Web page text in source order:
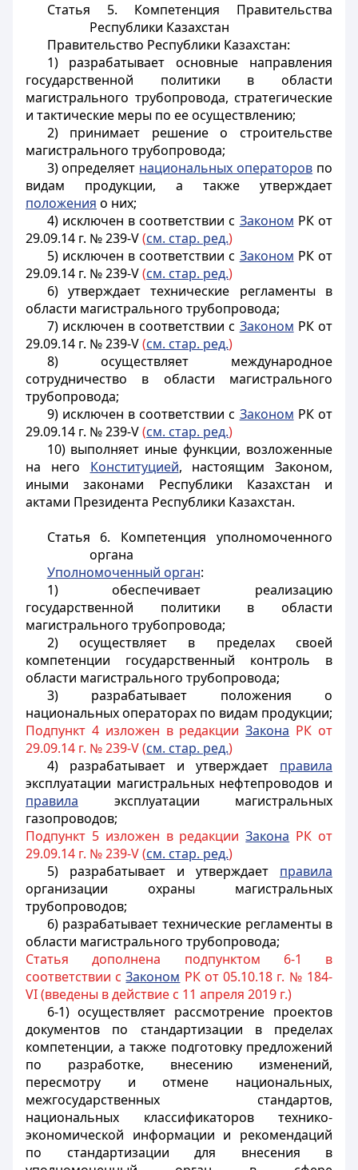
Статья 5. Компетенция Правительства
Республики Казахстан
Правительство Республики Казахстан:
1) разрабатывает основные направления
государственной политики в области
магистрального трубопровода, стратегические
и тактические меры по ее осуществлению;
2) принимает решение о строительстве
магистрального трубопровода;
3) определяет национальных операторов по
видам продукции, а также утверждает
положения о них;
4) исключен в соответствии с Законом РК от
29.09.14 г. № 239-V(см. стар. ред.)
5) исключен в соответствии с Законом РК от
29.09.14 г. № 239-V(см. стар. ред.)
6) утверждает технические регламенты в
области магистрального трубопровода;
7) исключен в соответствии с Законом РК от
29.09.14 г. № 239-V(см. стар. ред.)
8) осуществляет международное
сотрудничество в области магистрального
трубопровода;
9) исключен в соответствии с Законом РК от
29.09.14 г. № 239-V(см. стар. ред.)
10) выполняет иные функции, возложенные
на него Конституцией, настоящим Законом,
иными законами Республики Казахстан и
актами Президента Республики Казахстан.
Статья 6. Компетенция уполномоченного
органа
Уполномоченный орган:
1) обеспечивает реализацию
государственной политики в области
магистрального трубопровода;
2) осуществляет в пределах своей
компетенции государственный контроль в
области магистрального трубопровода;
3) разрабатывает положения о
национальных операторах по видам продукции;
Подпункт 4 изложен в редакцииЗакона РК от
29.09.14 г. № 239-V (см. стар. ред.)
4) разрабатывает и утверждает правила
эксплуатации магистральных нефтепроводов и
правила эксплуатации магистральных
газопроводов;
Подпункт 5 изложен в редакцииЗакона РК от
29.09.14 г. № 239-V (см. стар. ред.)
5) разрабатывает и утверждает правила
организации охраны магистральных
трубопроводов;
6) разрабатывает технические регламенты в
области магистрального трубопровода;
Статья дополнена подпунктом 6-1 в
соответствии сЗаконом РК от 05.10.18 г. № 184-
VI (введены в действие с 11 апреля 2019 г.)
6-1) осуществляет рассмотрение проектов
документов по стандартизации в пределах
компетенции, а также подготовку предложений
по разработке, внесению изменений,
пересмотру и отмене национальных,
межгосударственных стандартов,
национальных классификаторов технико-
экономической информации и рекомендаций
по стандартизации для внесения в